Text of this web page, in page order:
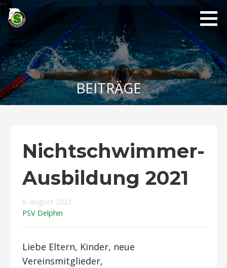
Zum
Inhalt
springen
Delphin
1889
BEITRÄGE
Nichtschwimmer-
Ausbildung 2021
8. August 2021
PSV Delphin
Liebe Eltern, Kinder, neue
Vereinsmitglieder,